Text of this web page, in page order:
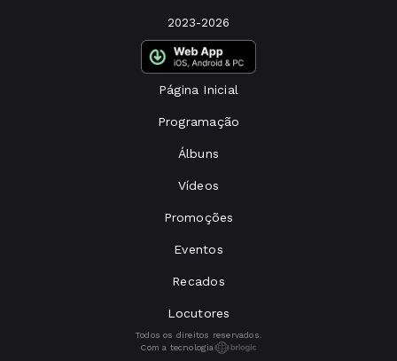
2023-2026
Página Inicial
Programação
Álbuns
Vídeos
Promoções
Eventos
Recados
Locutores
Todos os direitos reservados.
Com a tecnologia